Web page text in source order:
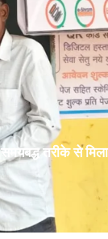
कार्यक्रम